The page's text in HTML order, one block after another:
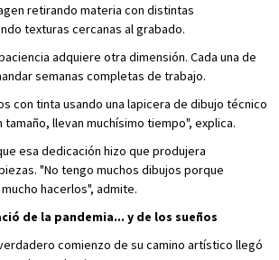
retirando materia con distintas
texturas cercanas al grabado.
adquiere otra dimensión. Cada una de
semanas completas de trabajo.
con tinta usando una lapicera de dibujo técnico
tamaño, llevan muchísimo tiempo", explica.
esa dedicación hizo que produjera
"No tengo muchos dibujos porque
hacerlos", admite.
de la pandemia... y de los sueños
comienzo de su camino artístico llegó